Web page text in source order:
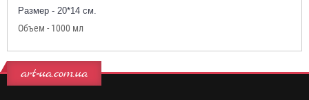
Размер - 20*14 см.
Объем - 1000 мл
art-ua.com.ua